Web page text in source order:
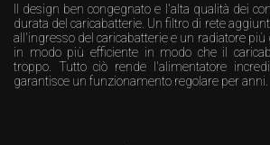
Il design ben congegnato e l'alta qualità dei
durata del caricabatterie. Un filtro di rete
all'ingresso del caricabatterie e un radiatore più
in modo più efficiente in modo che il
troppo. Tutto ciò rende l'alimentatore
garantisce un funzionamento regolare per anni.